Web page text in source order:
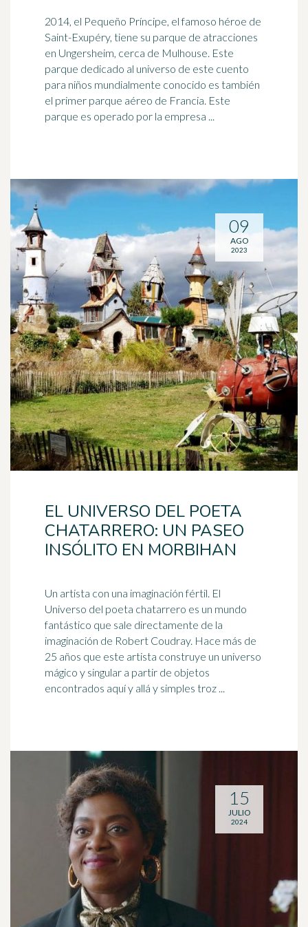
2014, el Pequeño Príncipe, el famoso héroe de
Saint-Exupéry, tiene su parque de atracciones
en Ungersheim, cerca de Mulhouse. Este
parque dedicado al universo de este cuento
para niños mundialmente conocido es también
el primer parque aéreo de Francia. Este
parque es operado por la empresa ...
EL UNIVERSO DEL POETA
CHATARRERO: UN PASEO
INSÓLITO EN MORBIHAN
Un artista con una imaginación fértil. El
Universo del poeta chatarrero es un mundo
fantástico que sale directamente de la
imaginación de Robert Coudray. Hace más de
25 años que este artista construye un universo
mágico y singular a partir de objetos
encontrados aquí y allá y simples troz ...
09
AGO
2023
15
JULIO
2024